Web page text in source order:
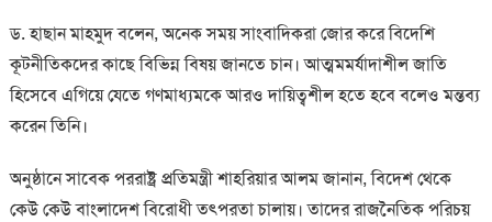
ড. হাছান মাহমুদ বলেন, অনেক সময় সাংবাদিকরা জোর করে বিদেশি
কূটনীতিকদের কাছে বিভিন্ন বিষয় জানতেচান। আত্মমমর্যাদাশীল জাতি
হিসেবে এগিয়ে যেতে গণমাধ্যমকে আরও দায়িত্বশীল হতে হবে বলেও মন্তব্য
করেন তিনি।
অনুষ্ঠানে সাবেক পররাষ্ট্র প্রতিমন্ত্রী শাহরিয়ার আলম জানান, বিদেশ থেকে
কেউ কেউবাংলাদেশবিরোধী তৎপরতাচালায়। তাদের রাজনৈতিক পরিচয়